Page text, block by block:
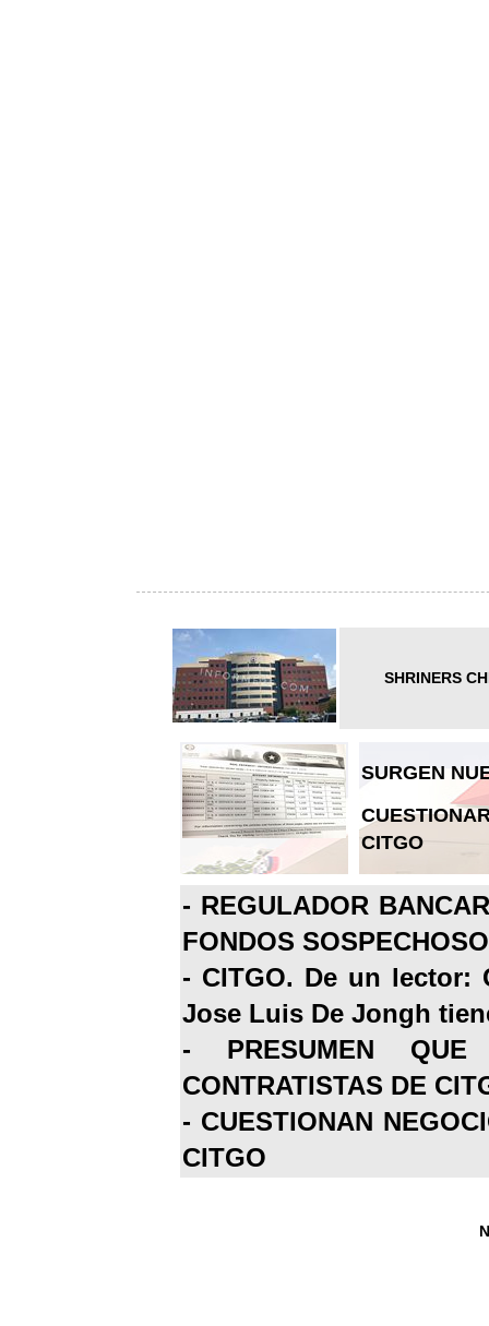
SHRINERS
SURGEN
CITGO
- REGULADOR
FONDOS
- CITGO. De un lector:
Jose Luis De Jongh
- PRESUMEN
CONTRATISTAS DE
- CUESTIONAN
CITGO